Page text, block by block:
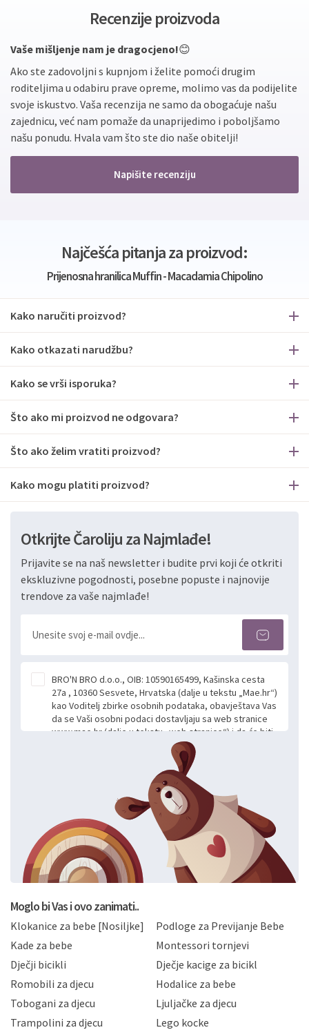
Recenzije proizvoda
Vaše mišljenje nam je dragocjeno!😊
Ako ste zadovoljni s kupnjom i želite pomoći drugim
roditeljima u odabiru prave opreme, molimo vas da podijelite
svoje iskustvo. Vaša recenzija ne samo da obogaćuje našu
zajednicu, već nam pomaže da unaprijedimo i poboljšamo
našu ponudu. Hvala vam što ste dio naše obitelji!
Napišite recenziju
Najčešća pitanja za proizvod:
Prijenosna hranilica Muffin - Macadamia Chipolino
Kako naručiti proizvod?
Kako otkazati narudžbu?
Kako se vrši isporuka?
Što ako mi proizvod ne odgovara?
Što ako želim vratiti proizvod?
Kako mogu platiti proizvod?
Otkrijte Čaroliju za Najmlađe!
Prijavite se na naš newsletter i budite prvi koji će otkriti
ekskluzivne pogodnosti, posebne popuste i najnovije
trendove za vaše najmlađe!
BRO'N BRO d.o.o., OIB: 10590165499, Kašinska cesta
27a , 10360 Sesvete, Hrvatska (dalje u tekstu „Mae.hr“)
kao Voditelj zbirke osobnih podataka, obavještava Vas
da se Vaši osobni podaci dostavljaju sa web stranice
www.mae.hr (dalje u tekstu „web stranice“) i da će biti
obrađeni. Prihvaćanjem ove Izjave smatra se da
slobodno i izričito dajete privolu za prikupljanje i daljnju
obradu Vaših osobnih podataka koje ustupate Mae.hr
putem ovih web stranica u svrhu odgovora i daljnje
komunikacije na Vaš upit poslan kroz kontakt obrazac.
Radi se o dobrovoljnom davanju podataka te ovu
Izjavu niste dužni prihvatiti odnosno niste dužni unositi
svoje osobne podatke u jednu od prijavnih
formi/obrazaca dostupnih na ovim web stranicama.
BRO'N BRO d.o.o. će s Vašim osobnim podacima
postupati sukladno Općoj uredbi o zaštiti podataka
privatnosti i kolačića koju možete pročitati ovdje i
Hrvatske, a uvijek uz primjenu odgovarajućih tehničkih i
sigurnosnih mjera zaštite osobnih podataka od
neovlaštenog pristupa, zlouporabe, otkrivanja,
gubitka ili uništenja. Mae.hr štiti privatnost svojih
korisnika i posjetitelja web stranica, čuva povjerljivost
Vaših osobnih podataka te omogućava pristup i
priopćavanje osobnih podataka samo onim svojim
zaposlenicima kojima su isti potrebni radi provedbe
Moglo bi Vas i ovo zanimati..
Klokanice za bebe [Nosiljke]
Podloge za Previjanje Bebe
Kade za bebe
Montessori tornjevi
Dječji bicikli
Dječje kacige za bicikl
Romobili za djecu
Hodalice za bebe
Tobogani za djecu
Ljuljačke za djecu
Trampolini za djecu
Lego kocke